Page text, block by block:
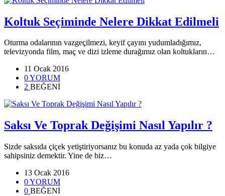
Koltuk Seçiminde Nelere Dikkat Edilmeli
Oturma odalarının vazgeçilmezi, keyif çayını yudumladığımız,
televizyonda film, maç ve dizi izleme durağımız olan koltukların…
11 Ocak 2016
0 YORUM
2 BEĞENİ
Saksı Ve Toprak Değişimi Nasıl Yapılır ?
Sizde saksıda çiçek yetiştiriyorsanız bu konuda az yada çok bilgiye
sahipsiniz demektir. Yine de biz…
13 Ocak 2016
0 YORUM
0 BEĞENİ